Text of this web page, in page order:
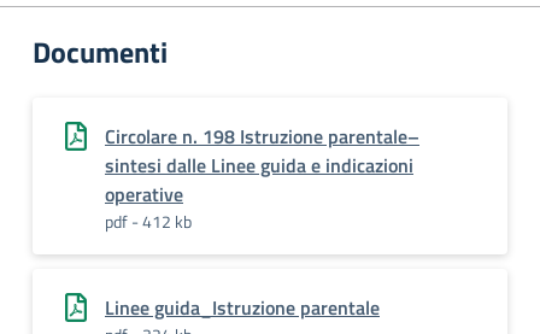
Documenti
Circolare n. 198 Istruzione parentale–
sintesi dalle Linee guida e indicazioni
operative
pdf - 412 kb
Linee guida_Istruzione parentale